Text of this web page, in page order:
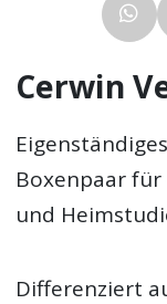
Cerwin
Boxenpaar
und
Differenziert